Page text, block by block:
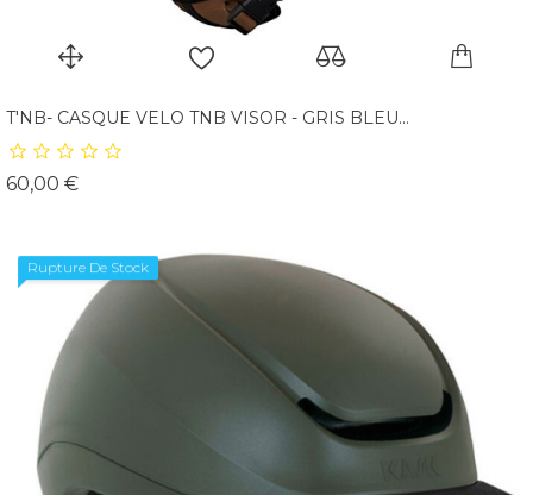
T'NB- CASQUE VELO TNB VISOR - GRIS BLEU...
60,00 €Prix
Rupture De Stock